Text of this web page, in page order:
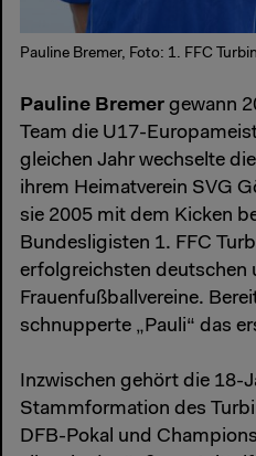
Pauline Bremer, Foto: 1. FFC
Pauline Bremer gewann
Team die U17-
gleichen Jahr wechselte
ihrem Heimatverein SVG
sie 2005 mit dem Kicken
Bundesligisten 1. FFC
erfolgreichsten deutschen
Frauenfußballvereine.
schnupperte „Pauli“ das
Inzwischen gehört die 18-
Stammformation des
DFB-Pokal und